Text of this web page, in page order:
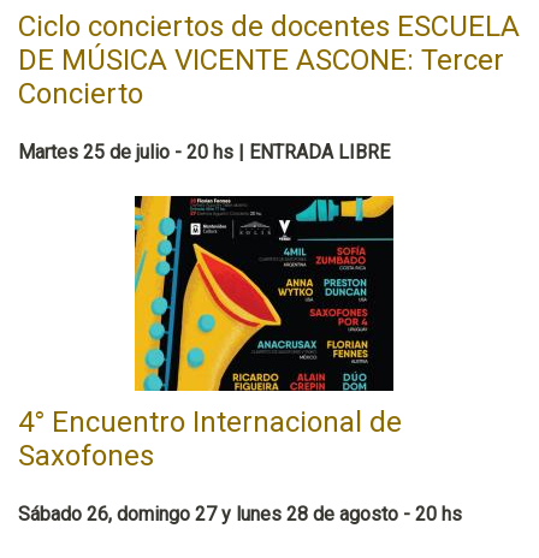
Ciclo conciertos de docentes ESCUELA
DE MÚSICA VICENTE ASCONE: Tercer
Concierto
Martes 25 de julio - 20 hs | ENTRADA LIBRE
4° Encuentro Internacional de
Saxofones
Sábado 26, domingo 27 y lunes 28 de agosto - 20 hs